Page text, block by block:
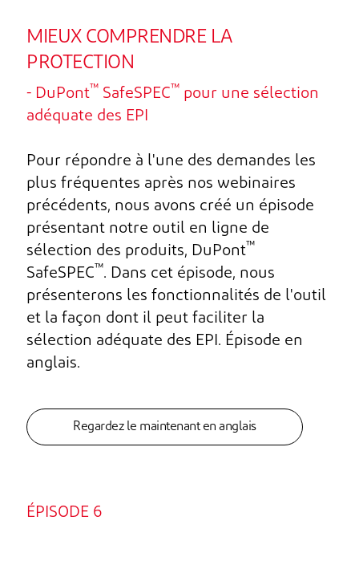
MIEUX COMPRENDRE LA
PROTECTION
- DuPont™ SafeSPEC™ pour une sélection
adéquate des EPI
Pour répondre à l'une des demandes les
plus fréquentes après nos webinaires
précédents, nous avons créé un épisode
présentant notre outil en ligne de
sélection des produits, DuPont™
SafeSPEC™. Dans cet épisode, nous
présenterons les fonctionnalités de l'outil
et la façon dont il peut faciliter la
sélection adéquate des EPI. Épisode en
anglais.
Regardez le maintenant en anglais
ÉPISODE 6